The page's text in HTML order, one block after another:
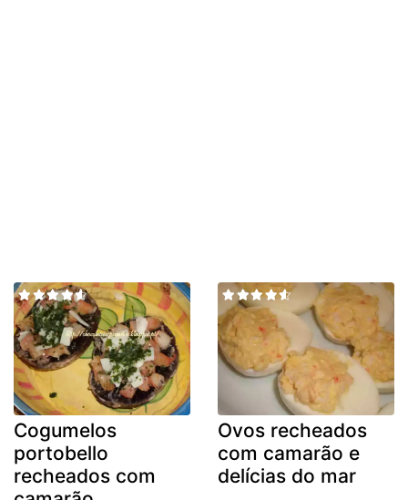
Cogumelos
portobello
recheados com
Ovos recheados
com camarão e
delícias do mar